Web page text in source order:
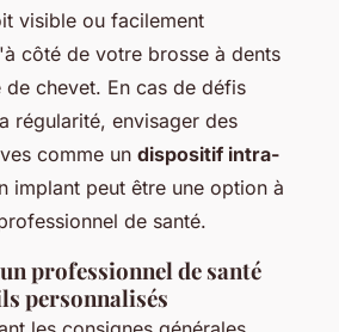
visible ou facilement
côté de votre brosse à dents
chevet. En cas de défis
régularité, envisager des
comme un dispositif intra-
implant peut être une option à
de santé.
professionnel de santé
personnalisés